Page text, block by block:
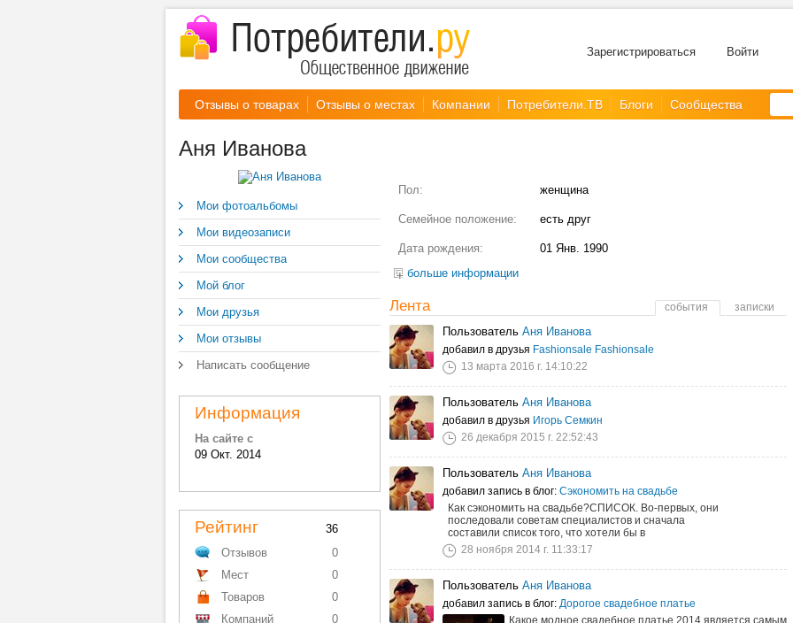
Зарегистрироваться Войти
Отзывы о товарах Отзывы о местах Компании Потребители.ТВ Блоги Сообщества
Аня Иванова
Мои фотоальбомы
Мои видеозаписи
Мои сообщества
Мой блог
Мои друзья
Мои отзывы
Написать сообщение
Информация
На сайте с
09 Окт. 2014
Рейтинг
36
Отзывов
0
Мест
0
Товаров
0
Компаний
0
Пол: женщина
Семейное положение: есть друг
Дата рождения:
01 Янв. 1990
больше информации
Лента события записки
Пользователь Аня Иванова
добавил в друзья Fashionsale Fashionsale
13 марта 2016 г. 14:10:22
Пользователь Аня Иванова
добавил в друзья Игорь Семкин
26 декабря 2015 г. 22:52:43
Пользователь Аня Иванова
добавил запись в блог: Сэкономить на свадьбе
Как сэкономить на свадьбе?СПИСОК. Во-первых, они
последовали советам специалистов и сначала
составили список того, что хотели бы в
28 ноября 2014 г. 11:33:17
Пользователь Аня Иванова
добавил запись в блог: Дорогое свадебное платье
Какое модное свадебное платье 2014 является самым